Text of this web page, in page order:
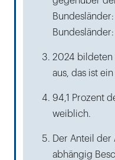
Bundesländer:
2024 bildeten
aus, das ist
94,1 Prozent
weiblich.
Der Anteil
abhängig